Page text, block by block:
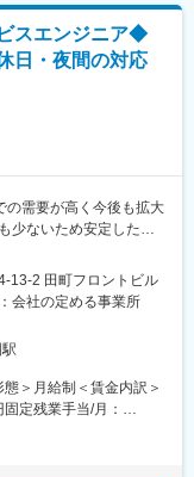
いて、グローバルSAP
て携われます。単なる
る希少なポジションで
む）への対応
廃棄物管理責任者の業
港等）との連携（時差
な役割。国際的な環境
軟な働き方や在宅勤務
務制度（週2日まで）、
やすい制度が整ってい
スエンジニア◆
日・夜間の対応
需要が高く今後も拡大
少ないため安定した市
当／1日1～2件訪問、
休日の緊急対応なし
電気泳動」を中心とし
品（検査試薬）のフィ
13-2 田町フロントビル
会社の定める事業所
＞月給制＜賃金内訳＞
定残業手当/月：